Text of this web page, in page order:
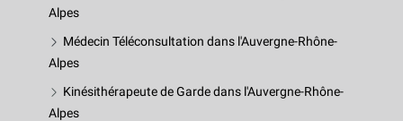
Alpes
Médecin Téléconsultation dans l'Auvergne-Rhône-
Alpes
Kinésithérapeute de Garde dans l'Auvergne-Rhône-
Alpes